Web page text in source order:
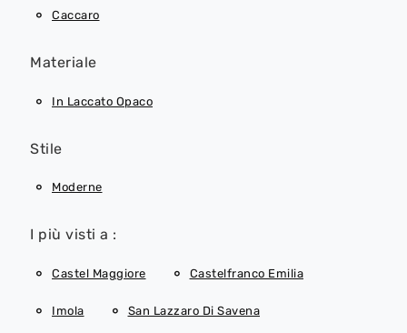
Caccaro
Materiale
In Laccato Opaco
Stile
Moderne
I più visti a :
Castel Maggiore Castelfranco Emilia
Imola San Lazzaro Di Savena